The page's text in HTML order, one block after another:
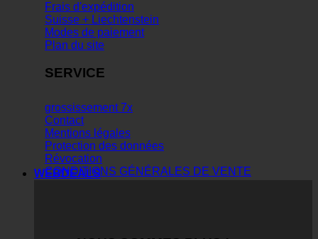
Frais d'expédition
Suisse + Liechtenstein
Modes de paiement
Plan du site
SERVICE
grossissement 7x
Contact
Mentions légales
Protection des données
Révocation
CONDITIONS GÉNÉRALES DE VENTE
WEBDEALS